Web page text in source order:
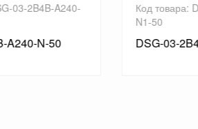
Код товара: DSG-03-2B4A-D24-
DSG-03-2B4A-D24-N1-50